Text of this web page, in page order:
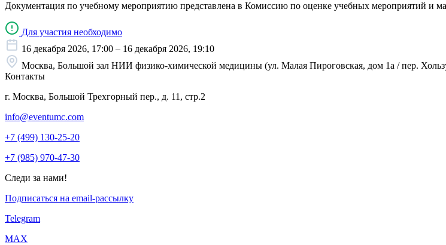
Документация по учебному мероприятию представлена в Комиссию по оценке учебных мероприятий и
Для участия необходимо
16 декабря 2026, 17:00 – 16 декабря 2026, 19:10
Москва, Большой зал НИИ физико-химической медицины (ул. Малая Пироговская, дом 1а / пер.
Контакты
г. Москва, Большой Трехгорный пер., д. 11, стр.2
info@eventumc.com
+7 (499) 130-25-20
+7 (985) 970-47-30
Следи за нами!
Подписаться на email-рассылку
Telegram
МАХ